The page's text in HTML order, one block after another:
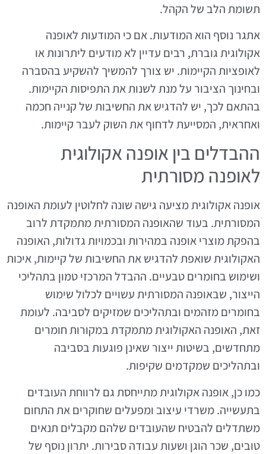
תשומת הלב של הקהל.
אתגר נוסף הוא המודעות. אם כי המודעות לאופנה
אקולוגית גוברת, רבים עדיין לא מודעים ליתרונות או
לאופציות הקיימות. יש צורך להמשיך להשקיע בהסברה
ובחינוך הציבור על מנת לשנות את התפיסות הקיימות.
בהתאם לכך, יש להדגיש את החשיבות של קנייה חכמה
ואחראית, המסייעת לדחוף את השוק לעבר קיימות.
ההבדלים בין אופנה אקולוגית
לאופנה מסורתית
אופנה אקולוגית מציעה גישה שונה לחלוטין לעומת האופנה
המסורתית. בעוד שהאופנה המסורתית מתמקדת לרוב
בהפקת מוצרי אופנה במהירות ובכמויות גדולות, האופנה
האקולוגית שואפת להדגיש את החשיבות של קיימות, איכות
ושימוש בחומרים טבעיים. ההבדל המרכזי טמון בתהליכי
הייצור, שבאופנה המסורתית עשויים לכלול שימוש
בחומרים מזהמים ובתהליכים שמזיקים לסביבה. לעומת
זאת, האופנה האקולוגית מתמקדת במקורות חומרים
מתחדשים, בשיטות ייצור שאינן פוגעות בסביבה
ובתהליכים שמקדמים שקיפות.
כמו כן, אופנה אקולוגית מתייחסת גם לרווחת העובדים
בתעשייה. משרדי עיצוב ומפעלים שחוקרים את התחום
משתדלים להבטיח שהעובדים שלהם מקבלים תנאים
טובים, שכר הוגן ושעות עבודה סבירות. יתרון נוסף של